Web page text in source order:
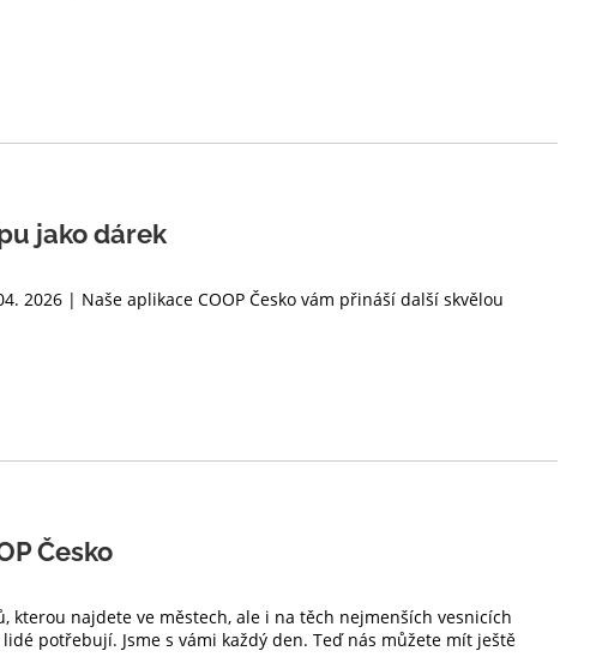
jako dárek
2026 | Naše aplikace COOP Česko vám přináší další skvělou
Česko
kterou najdete ve městech, ale i na těch nejmenších vesnicích
potřebují. Jsme s vámi každý den. Teď nás můžete mít ještě